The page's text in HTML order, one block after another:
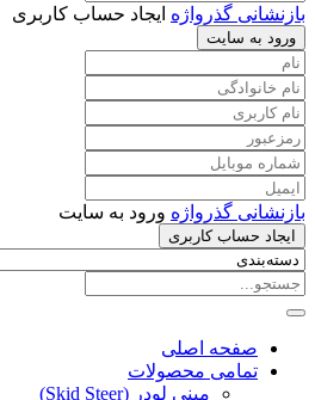
بازنشانی گذرواژه ایجاد حساب کاربری
ورود به سایت
بازنشانی گذرواژه ورود به سایت
ایجاد حساب کاربری
صفحه اصلی
تمامی محصولات
مینی لودر (Skid Steer)